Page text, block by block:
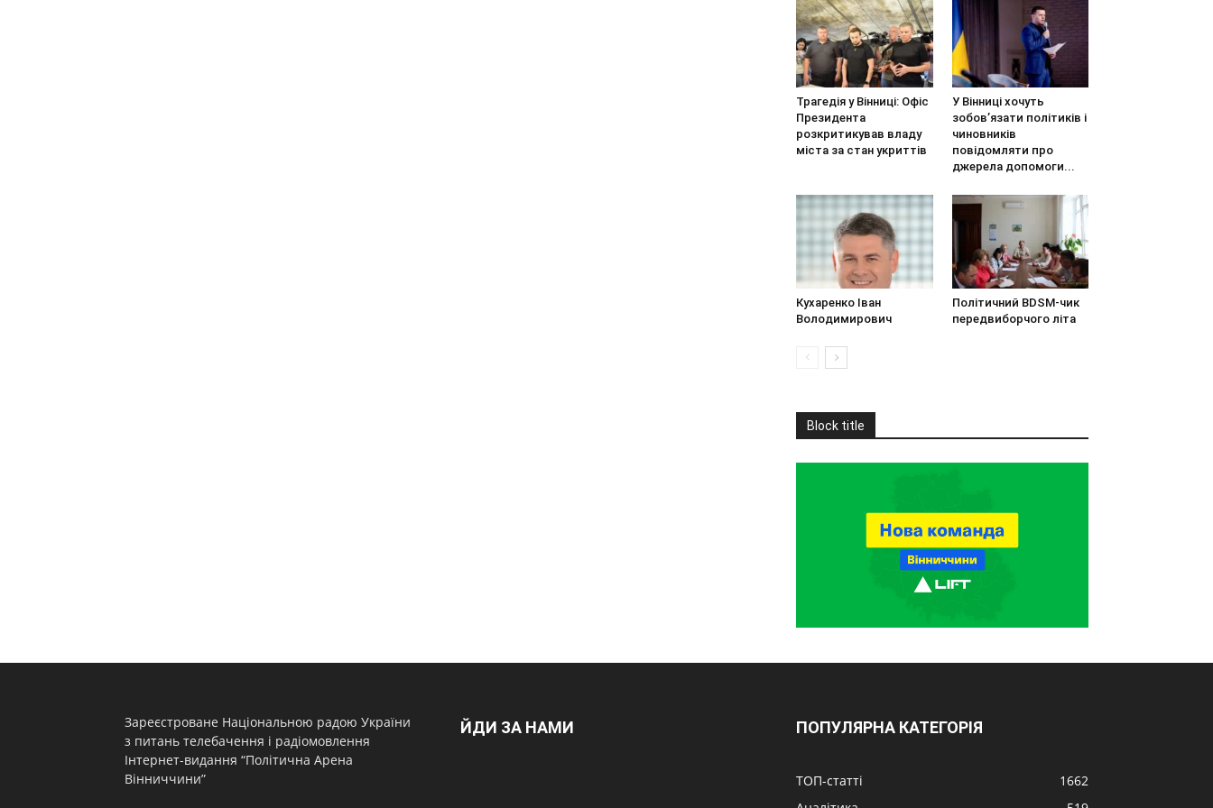
Трагедія у Вінниці: Офіс
Президента
розкритикував владу
міста за стан укриттів
У Вінниці хочуть
зобов’язати політиків і
чиновників
повідомляти про
джерела допомоги...
Кухаренко Іван
Володимирович
Політичний BDSM-чик
передвиборчого літа
Block title
Зареєстроване Національною радою України
з питань телебачення і радіомовлення
Інтернет-видання “Політична Арена
Вінниччини”
ЙДИ ЗА НАМИ ПОПУЛЯРНА КАТЕГОРІЯ
ТОП-статті
1662